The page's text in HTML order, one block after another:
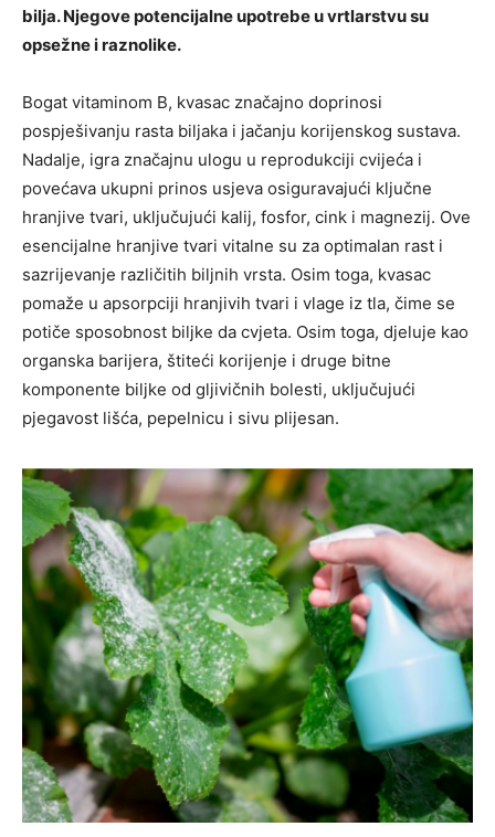
bilja. Njegove potencijalne upotrebe u vrtlarstvu su
opsežne i raznolike.
Bogat vitaminom B, kvasac značajno doprinosi
pospješivanju rasta biljaka i jačanju korijenskog sustava.
Nadalje, igra značajnu ulogu u reprodukciji cvijeća i
povećava ukupni prinos usjeva osiguravajući ključne
hranjive tvari, uključujući kalij, fosfor, cink i magnezij. Ove
esencijalne hranjive tvari vitalne su za optimalan rast i
sazrijevanje različitih biljnih vrsta. Osim toga, kvasac
pomaže u apsorpciji hranjivih tvari i vlage iz tla, čime se
potiče sposobnost biljke da cvjeta. Osim toga, djeluje kao
organska barijera, štiteći korijenje i druge bitne
komponente biljke od gljivičnih bolesti, uključujući
pjegavost lišća, pepelnicu i sivu plijesan.